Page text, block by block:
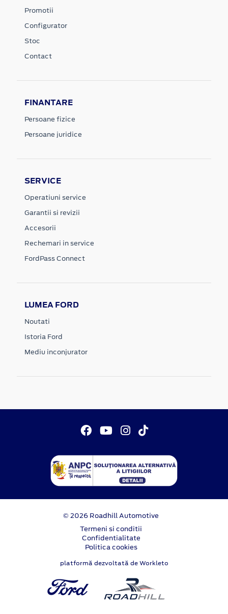
Promotii
Configurator
Stoc
Contact
FINANTARE
Persoane fizice
Persoane juridice
SERVICE
Operatiuni service
Garantii si revizii
Accesorii
Rechemari in service
FordPass Connect
LUMEA FORD
Noutati
Istoria Ford
Mediu inconjurator
© 2026 Roadhill Automotive
Termeni si conditii
Confidentialitate
Politica cookies
platformă dezvoltată de Workleto